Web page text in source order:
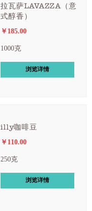
拉瓦萨LAVAZZA（意
式醇香）
￥185.00
1000克
浏览详情
illy咖啡豆
￥110.00
250克
浏览详情